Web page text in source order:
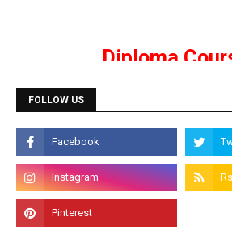
DCA, DTP, Tally, Web
Programming
Admission is going on for
like C, C++, Java, .Net, PHP,
FOLLOW US